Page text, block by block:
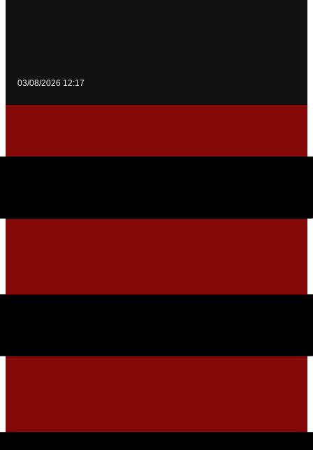
03/08/2026 12:17